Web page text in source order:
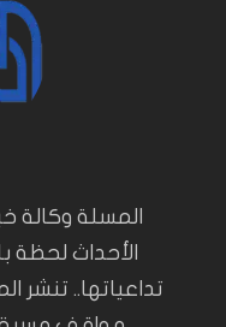
المسلة وكالة
الأحداث لحظة
تداعياتها.. تنشر